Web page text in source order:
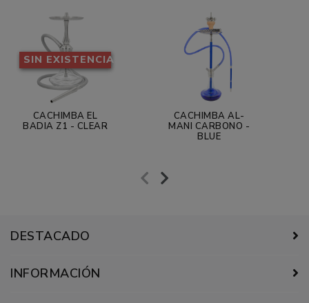
SIN EXISTENCIAS
CACHIMBA EL
BADIA Z1 - CLEAR
CACHIMBA AL-
MANI CARBONO -
BLUE
DESTACADO
INFORMACIÓN